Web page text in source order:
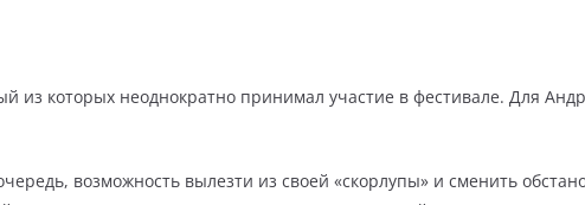
из которых неоднократно принимал участие в фестивале. Для
возможность вылезти из своей «скорлупы» и сменить